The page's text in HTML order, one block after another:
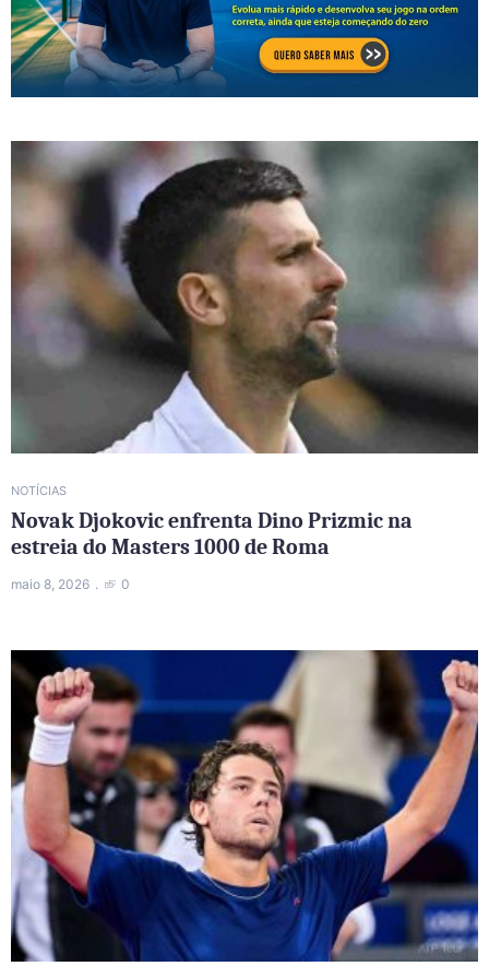
NOTÍCIAS
Novak Djokovic enfrenta Dino Prizmic na
estreia do Masters 1000 de Roma
maio 8, 2026 0